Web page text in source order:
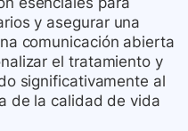
y asegurar una
comunicación abierta
el tratamiento y
significativamente al
de la calidad de vida